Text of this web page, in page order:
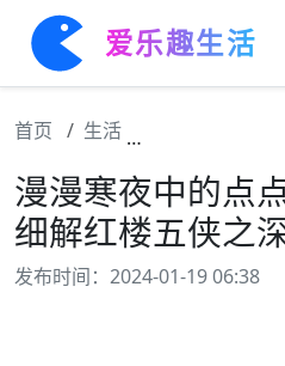
爱乐趣生活
首页 生活
漫漫寒夜中的
细解红楼五侠之
发布时间：2024-01-19 06:38